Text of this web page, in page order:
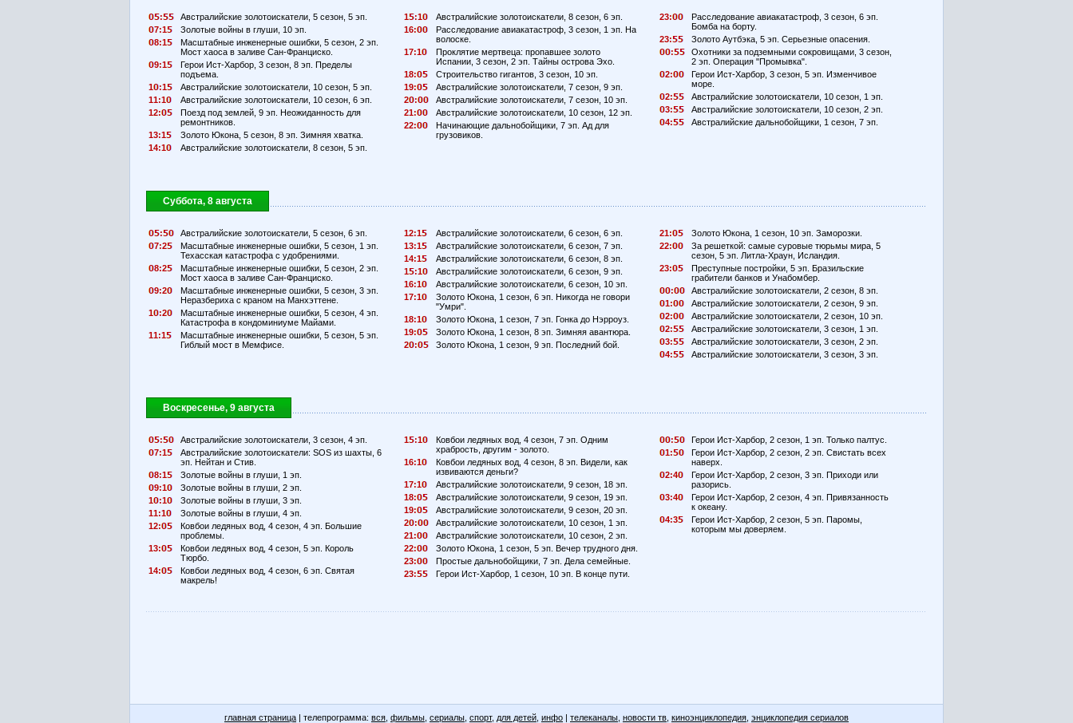
:
Австралийские золотоискатели, 5 сезон, 5 эп.
7:1
Золотые войны в глуши, 10 эп.
8:1
Масштабные инженерные ошибки, 5 сезон, 2 эп.
Мост хаоса в заливе Сан-Франциско.
9:1
Герои Ист-Харбор, 3 сезон, 8 эп. Пределы
подъема.
1
:1
Австралийские золотоискатели, 10 сезон, 5 эп.
11:1
Австралийские золотоискатели, 10 сезон, 6 эп.
12:
Поезд под землей, 9 эп. Неожиданность для
ремонтников.
13:1
Золото Юкона, 5 сезон, 8 эп. Зимняя хватка.
14:1
Австралийские золотоискатели, 8 сезон, 5 эп.
1 :1
Австралийские золотоискатели, 8 сезон, 6 эп.
16:
Расследование авиакатастроф, 3 сезон, 1 эп. На
волоске.
17:1
Проклятие мертвеца: пропавшее золото
Испании, 3 сезон, 2 эп. Тайны острова Эхо.
18:
Строительство гигантов, 3 сезон, 10 эп.
19:
Австралийские золотоискатели, 7 сезон, 9 эп.
2
:
Австралийские золотоискатели, 7 сезон, 10 эп.
21:
Австралийские золотоискатели, 10 сезон, 12 эп.
22:
Начинающие дальнобойщики, 7 эп. Ад для
грузовиков.
23:
Расследование авиакатастроф, 3 сезон, 6 эп.
Бомба на борту.
23:
Золото Аутбэка, 5 эп. Серьезные опасения.
:
Охотники за подземными сокровищами, 3 сезон,
2 эп. Операция "Промывка".
2:
Герои Ист-Харбор, 3 сезон, 5 эп. Изменчивое
море.
2:
Австралийские золотоискатели, 10 сезон, 1 эп.
3:
Австралийские золотоискатели, 10 сезон, 2 эп.
4:
Австралийские дальнобойщики, 1 сезон, 7 эп.
Суббота, 8 августа
:
Австралийские золотоискатели, 5 сезон, 6 эп.
7:2
Масштабные инженерные ошибки, 5 сезон, 1 эп.
Техасская катастрофа с удобрениями.
8:2
Масштабные инженерные ошибки, 5 сезон, 2 эп.
Мост хаоса в заливе Сан-Франциско.
9:2
Масштабные инженерные ошибки, 5 сезон, 3 эп.
Неразбериха с краном на Манхэттене.
1
:2
Масштабные инженерные ошибки, 5 сезон, 4 эп.
Катастрофа в кондоминиуме Майами.
11:1
Масштабные инженерные ошибки, 5 сезон, 5 эп.
Гиблый мост в Мемфисе.
12:1
Австралийские золотоискатели, 6 сезон, 6 эп.
13:1
Австралийские золотоискатели, 6 сезон, 7 эп.
14:1
Австралийские золотоискатели, 6 сезон, 8 эп.
1
:1
Австралийские золотоискатели, 6 сезон, 9 эп.
16:1
Австралийские золотоискатели, 6 сезон, 10 эп.
17:1
Золото Юкона, 1 сезон, 6 эп. Никогда не говори
"Умри".
18:1
Золото Юкона, 1 сезон, 7 эп. Гонка до Нэрроуз.
19:
Золото Юкона, 1 сезон, 8 эп. Зимняя авантюра.
2
: Золото Юкона, 1 сезон, 9 эп. Последний бой.
21:
Золото Юкона, 1 сезон, 10 эп. Заморозки.
22:
За решеткой: самые суровые тюрьмы мира, 5
сезон, 5 эп. Литла-Храун, Исландия.
23:
Преступные постройки, 5 эп. Бразильские
грабители банков и Унабомбер.
:
Австралийские золотоискатели, 2 сезон, 8 эп.
1:
Австралийские золотоискатели, 2 сезон, 9 эп.
2:
Австралийские золотоискатели, 2 сезон, 10 эп.
2:
Австралийские золотоискатели, 3 сезон, 1 эп.
3:
Австралийские золотоискатели, 3 сезон, 2 эп.
4:
Австралийские золотоискатели, 3 сезон, 3 эп.
Воскресенье, 9 августа
:
Австралийские золотоискатели, 3 сезон, 4 эп.
7:1
Австралийские золотоискатели: SOS из шахты, 6
эп. Нейтан и Стив.
8:1
Золотые войны в глуши, 1 эп.
9:1
Золотые войны в глуши, 2 эп.
1
:1
Золотые войны в глуши, 3 эп.
11:1
Золотые войны в глуши, 4 эп.
12:
Ковбои ледяных вод, 4 сезон, 4 эп. Большие
проблемы.
13:
Ковбои ледяных вод, 4 сезон, 5 эп. Король
Тюрбо.
14:
Ковбои ледяных вод, 4 сезон, 6 эп. Святая
макрель!
1 :1
Ковбои ледяных вод, 4 сезон, 7 эп. Одним
храбрость, другим - золото.
16:1
Ковбои ледяных вод, 4 сезон, 8 эп. Видели, как
извиваются деньги?
17:1
Австралийские золотоискатели, 9 сезон, 18 эп.
18:
Австралийские золотоискатели, 9 сезон, 19 эп.
19:
Австралийские золотоискатели, 9 сезон, 20 эп.
2
:
Австралийские золотоискатели, 10 сезон, 1 эп.
21:
Австралийские золотоискатели, 10 сезон, 2 эп.
22:
Золото Юкона, 1 сезон, 5 эп. Вечер трудного дня.
23:
Простые дальнобойщики, 7 эп. Дела семейные.
23:
Герои Ист-Харбор, 1 сезон, 10 эп. В конце пути.
:
Герои Ист-Харбор, 2 сезон, 1 эп. Только палтус.
1:
Герои Ист-Харбор, 2 сезон, 2 эп. Свистать всех
наверх.
2:4
Герои Ист-Харбор, 2 сезон, 3 эп. Приходи или
разорись.
3:4
Герои Ист-Харбор, 2 сезон, 4 эп. Привязанность
к океану.
4:3
Герои Ист-Харбор, 2 сезон, 5 эп. Паромы,
которым мы доверяем.
главная страница | телепрограмма: вся фильмы сериалы спорт, для детей инфо | телеканалы новости тв киноэнциклопедия энциклопедия сериалов